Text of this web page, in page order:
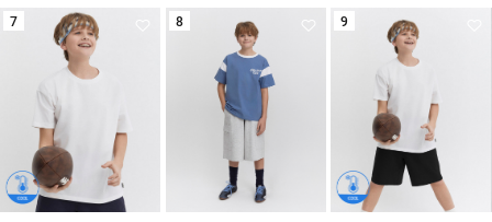
7 8 9